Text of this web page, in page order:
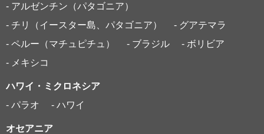
- アルゼンチン（パタゴニア）
- チリ（イースター島、パタゴニア）
- グアテマラ
- ペルー（マチュピチュ）
- ブラジル
- ボリビア
- メキシコ
ハワイ・ミクロネシア
- パラオ
- ハワイ
オセアニア